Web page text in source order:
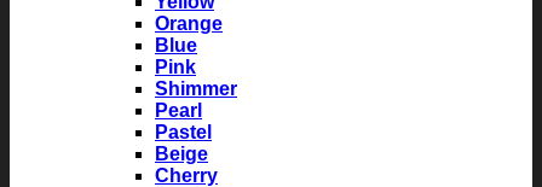
Orange
Blue
Pink
Shimmer
Pearl
Pastel
Beige
Cherry